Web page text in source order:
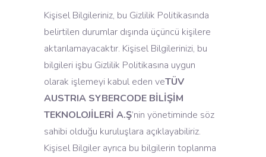
Kişisel Bilgileriniz, bu Gizlilik Politikasında
belirtilen durumlar dışında üçüncü kişilere
aktarılamayacaktır. Kişisel Bilgilerinizi, bu
bilgileri işbu Gizlilik Politikasına uygun
olarak işlemeyi kabul eden veTÜV
AUSTRIA SYBERCODE BİLİŞİM
TEKNOLOJİLERİ A.Ş’nin yönetiminde söz
sahibi olduğu kuruluşlara açıklayabiliriz.
Kişisel Bilgiler ayrıca bu bilgilerin toplanma